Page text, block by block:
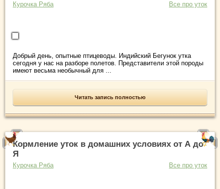
Курочка Ряба Все про уток
Добрый день, опытные птицеводы. Индийский Бегунок утка
сегодня у нас на разборе полетов. Представители этой породы
имеют весьма необычный для ...
Читать запись полностью
Кормление уток в домашних условиях от А до
Я
Курочка Ряба Все про уток